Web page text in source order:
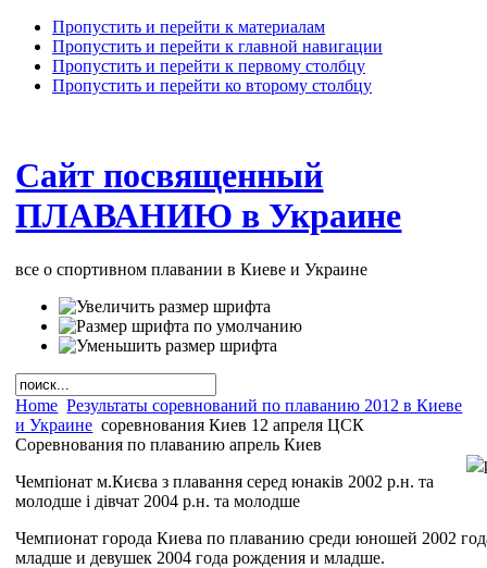
Пропустить и перейти к материалам
Пропустить и перейти к главной навигации
Пропустить и перейти к первому столбцу
Пропустить и перейти ко второму столбцу
Сайт посвященный
ПЛАВАНИЮ в Украине
все о спортивном плавании в Киеве и Украине
Home Результаты соревнований по плаванию 2012 в Киеве
и Украине соревнования Киев 12 апреля ЦСК
Соревнования по плаванию апрель Киев
Чемпіонат м.Києва з плавання серед юнаків 2002 р.н. та
молодше і дівчат 2004 р.н. та молодше
Чемпионат города Киева по плаванию среди юношей 2002
младше и девушек 2004 года рождения и младше.